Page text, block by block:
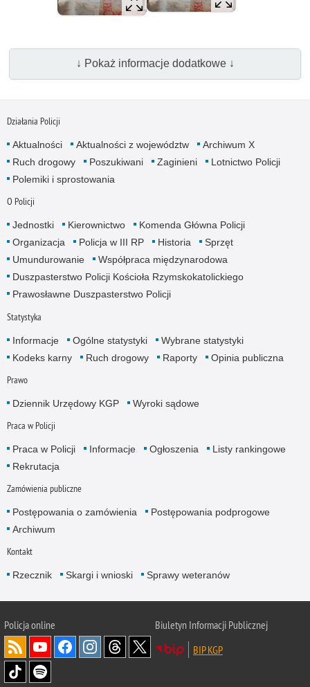
↓ Pokaż informacje dodatkowe ↓
Działania Policji
Aktualności Aktualności z województw
Archiwum X
Ruch drogowy
Poszukiwani Zaginieni
Lotnictwo Policji
Polemiki i sprostowania
O Policji
Jednostki Kierownictwo
Komenda Główna Policji
Organizacja
Policja w III RP Historia
Sprzęt
Umundurowanie
Współpraca międzynarodowa
Duszpasterstwo Policji Kościoła Rzymskokatolickiego
Prawosławne Duszpasterstwo Policji
Statystyka
Informacje Ogólne statystyki
Wybrane statystyki
Kodeks karny
Ruch drogowy Raporty Opinia publiczna
Prawo
Dziennik Urzędowy KGP Wyroki sądowe
Praca w Policji
Praca w Policji Informacje Ogłoszenia
Listy rankingowe
Rekrutacja
Zamówienia publiczne
Postępowania o zamówienia
Postępowania podprogowe
Archiwum
Kontakt
Rzecznik Skargi i wnioski Sprawy weteranów
Policjaonline
Biuletyn Informacji Publicznej
BIP KGP